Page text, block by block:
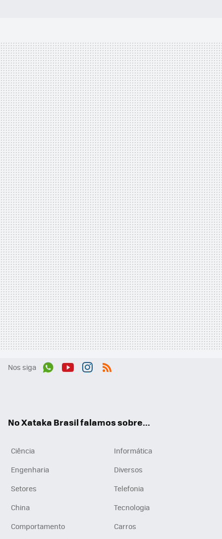
Nos siga
No Xataka Brasil falamos sobre...
Ciência
Informática
Engenharia
Diversos
Setores
Telefonia
China
Tecnologia
Comportamento
Carros